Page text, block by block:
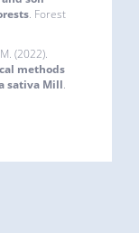
. Forest
(2022).
methods
sativa Mill.